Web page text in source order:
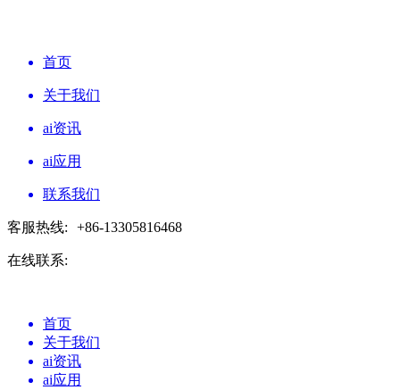
首页
关于我们
ai资讯
ai应用
联系我们
客服热线: +86-13305816468
在线联系:
首页
关于我们
ai资讯
ai应用